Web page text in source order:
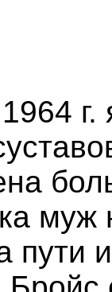
муж
пути